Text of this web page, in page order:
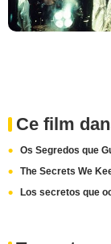
Ce film
Os Segredos que
The Secrets We
Los secretos que